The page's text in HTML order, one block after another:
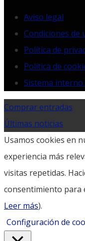
Aviso legal
Condiciones de
Política de
Política de
Sistema
Comprar entradas
Últimas noticias
Usamos cookies en
experiencia más
visitas repetidas.
consentimiento para
Leer más).
Configuración de